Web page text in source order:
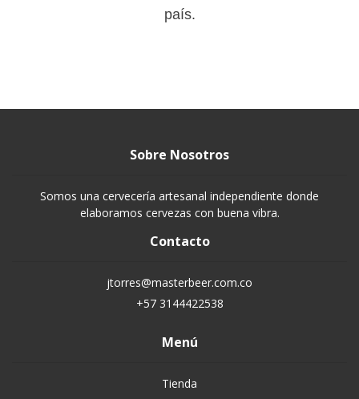
país.
Sobre Nosotros
Somos una cervecería artesanal independiente donde
elaboramos cervezas con buena vibra.
Contacto
jtorres@masterbeer.com.co
+57 3144422538
Menú
Tienda